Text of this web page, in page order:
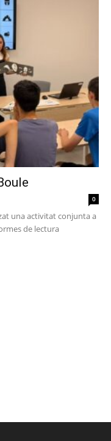
0
una activitat conjunta a
de lectura